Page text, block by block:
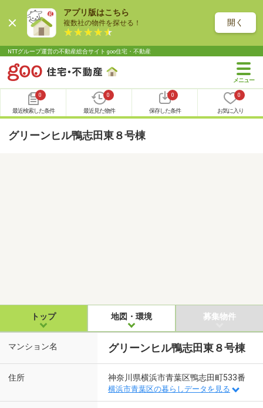
アプリ版はこちら
複数社の物件を探せる！ 開く
NTTグループ運営の不動産総合サイト goo住宅・不動産
0
最近検索した条件
0
最近見た物件
0
保存した条件
0
お気に入り
グリーンヒル鴨志田東８号棟
トップ 地図・環境 募集物件
マンション名 グリーンヒル鴨志田東８号棟
住所 神奈川県横浜市青葉区鴨志田町533番
横浜市青葉区の暮らしデータを見る